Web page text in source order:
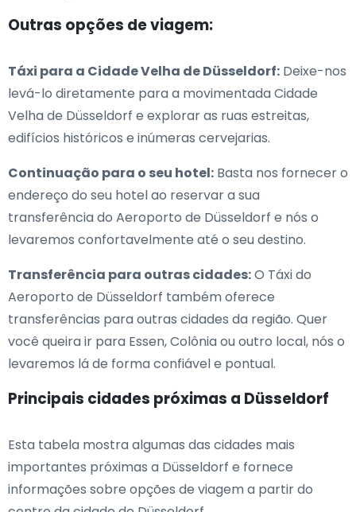
Outras opções de viagem:
Táxi para a Cidade Velha de Düsseldorf: Deixe-nos
levá-lo diretamente para a movimentada Cidade
Velha de Düsseldorf e explorar as ruas estreitas,
edifícios históricos e inúmeras cervejarias.
Continuação para o seu hotel: Basta nos fornecer o
endereço do seu hotel ao reservar a sua
transferência do Aeroporto de Düsseldorf e nós o
levaremos confortavelmente até o seu destino.
Transferência para outras cidades:O Táxi do
Aeroporto de Düsseldorf também oferece
transferências para outras cidades da região. Quer
você queira ir para Essen, Colônia ou outro local, nós o
levaremos lá de forma confiável e pontual.
Principais cidades próximas a Düsseldorf
Esta tabela mostra algumas das cidades mais
importantes próximas a Düsseldorf e fornece
informações sobre opções de viagem a partir do